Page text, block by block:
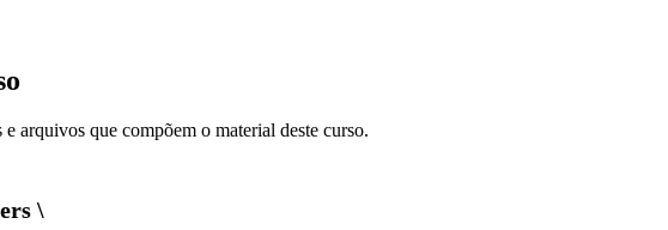
arquivos que compõem o material deste curso.
\